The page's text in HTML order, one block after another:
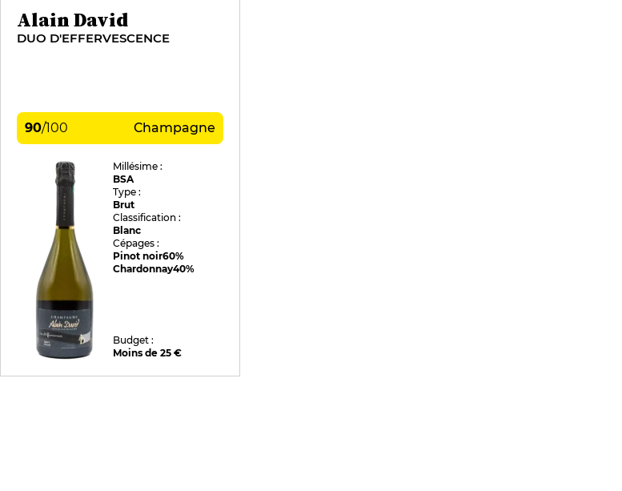
Alain David
DUO D'EFFERVESCENCE
90/100 Champagne
Millésime :
BSA
Type :
Brut
Classification :
Blanc
Cépages :
Pinot noir60%
Chardonnay40%
Budget :
Moins de 25 €